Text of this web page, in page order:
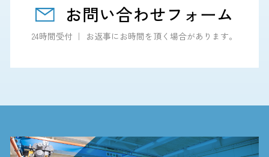
お問い合わせフォーム
24時間受付 ｜ お返事にお時間を頂く場合があります。